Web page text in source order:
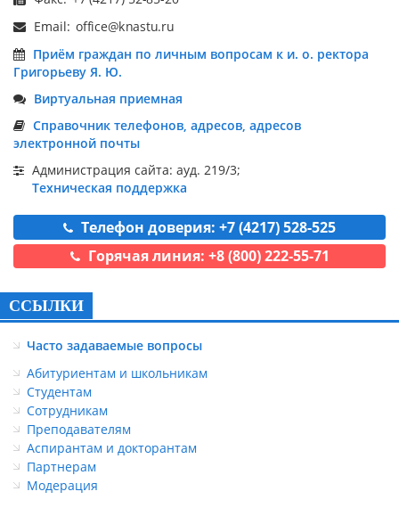
Email:
Приём граждан по личным вопросам к и. о. ректора
Григорьеву Я. Ю.
Виртуальная приемная
Справочник телефонов, адресов, адресов
электронной почты
Администрация сайта: ауд. 219/3;
Техническая поддержка
Телефон доверия: +7 (4217) 528-525
Горячая линия: +8 (800) 222-55-71
ССЫЛКИ
Часто задаваемые вопросы
Абитуриентам и школьникам
Студентам
Сотрудникам
Преподавателям
Аспирантам и докторантам
Партнерам
Модерация